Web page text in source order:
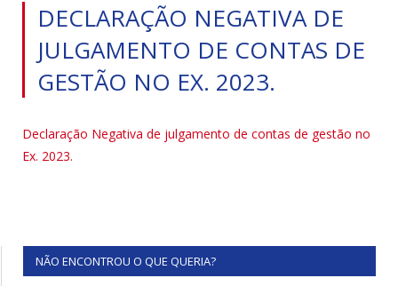
DECLARAÇÃO NEGATIVA DE
JULGAMENTO DE CONTAS DE
GESTÃO NO EX. 2023.
Declaração Negativa de julgamento de contas de gestão no
Ex. 2023.
NÃO ENCONTROU O QUE QUERIA?